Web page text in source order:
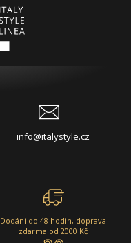
info@italystyle.cz
Dodání do 48 hodin, doprava
zdarma od 2000 Kč